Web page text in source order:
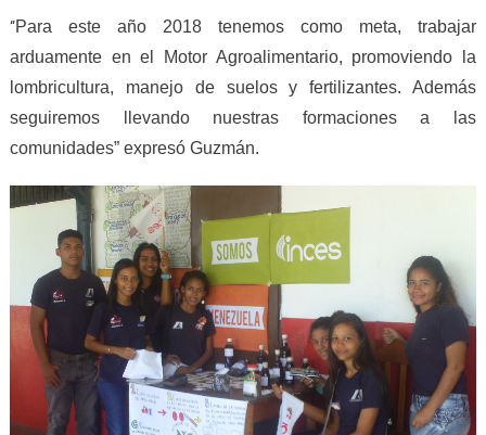
“Para este año 2018 tenemos como meta, trabajar
arduamente en el Motor Agroalimentario, promoviendo la
lombricultura, manejo de suelos y fertilizantes. Además
seguiremos llevando nuestras formaciones a las
comunidades” expresó Guzmán.